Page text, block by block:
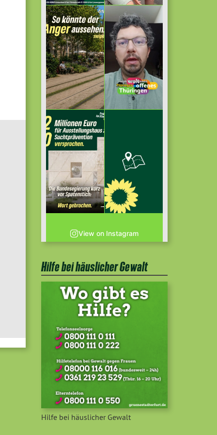
View on Instagram
Hilfe bei häuslicher Gewalt
Hilfe bei häuslicher Gewalt